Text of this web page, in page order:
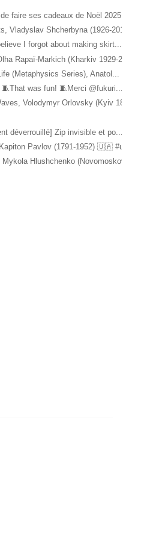
faire ses cadeaux de Noël 2025 ...
Vladyslav Shcherbyna (1926-2017) ...
I forgot about making skirt...
Rapaï-Markich (Kharkiv 1929-20...
(Metaphysics Series), Anatol...
🧵That was fun! 🧵Merci @fukuri...
Volodymyr Orlovsky (Kyiv 1842...
déverrouillé] Zip invisible et po...
Pavlov (1791-1952) 🇺🇦 #u...
Hlushchenko (Novomoskovsk